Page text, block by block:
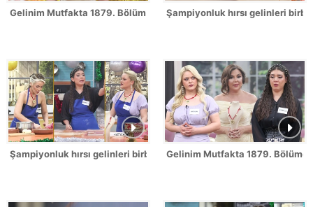
Gelinim Mutfakta 1879. Bölüm / 2 Temmuz 2026Şampiyonluk hırsı gelinleri
Şampiyonluk hırsı gelinleri birbirine düşürdü!Gelinim Mutfakta 1879.